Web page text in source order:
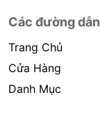
Các đường dẫn
Trang Chủ
Cửa Hàng
Danh Mục